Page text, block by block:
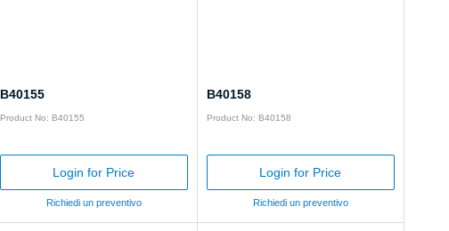
B40155
Product No: B40155
Login for Price
Richiedi un preventivo
B40158
Product No: B40158
Login for Price
Richiedi un preventivo